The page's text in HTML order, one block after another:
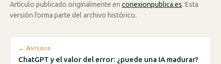
Artículo publicado originalmente en conexionpublica.es. Esta
versión forma parte del archivo histórico.
← Anterior
ChatGPT y el valor del error: ¿puede una IA madurar?